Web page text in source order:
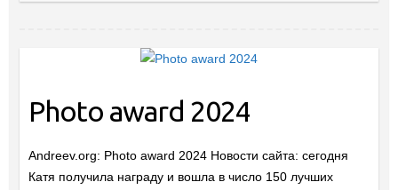
Photo award 2024
Andreev.org: Photo award 2024 Новости сайта: сегодня
Катя получила награду и вошла в число 150 лучших